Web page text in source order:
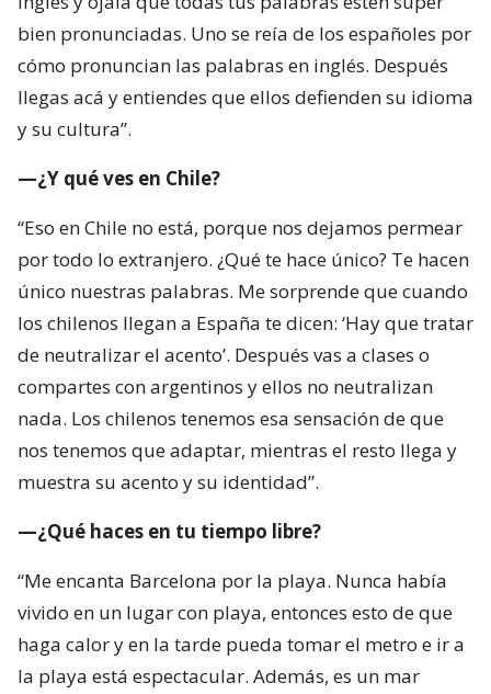
bien pronunciadas. Uno se reía de los españoles por
cómo pronuncian las palabras en inglés. Después
llegas acá y entiendes que ellos defienden su idioma
y su cultura”.
—¿Y qué ves en Chile?
“Eso en Chile no está, porque nos dejamos permear
por todo lo extranjero. ¿Qué te hace único? Te hacen
único nuestras palabras. Me sorprende que cuando
los chilenos llegan a España te dicen: ‘Hay que tratar
de neutralizar el acento’. Después vas a clases o
compartes con argentinos y ellos no neutralizan
nada. Los chilenos tenemos esa sensación de que
nos tenemos que adaptar, mientras el resto llega y
muestra su acento y su identidad”.
—¿Qué haces en tu tiempo libre?
“Me encanta Barcelona por la playa. Nunca había
vivido en un lugar con playa, entonces esto de que
haga calor y en la tarde pueda tomar el metro e ir a
la playa está espectacular. Además, es un mar